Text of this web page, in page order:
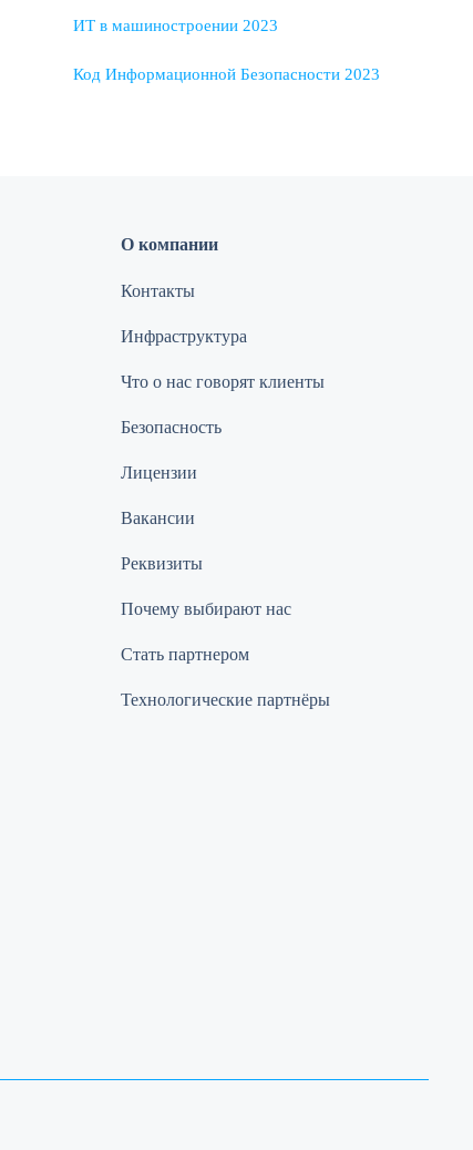
ИТ в машиностроении 2023
Код Информационной Безопасности 2023
О компании
Контакты
Инфраструктура
Что о нас говорят клиенты
Безопасность
Лицензии
Вакансии
Реквизиты
Почему выбирают нас
Стать партнером
Технологические партнёры